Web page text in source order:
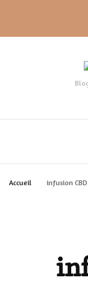
Accueil infusion CBD